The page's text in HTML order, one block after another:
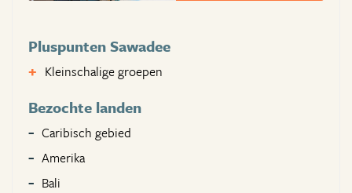
Pluspunten Sawadee
Kleinschalige groepen
Bezochte landen
Caribisch gebied
Amerika
Bali